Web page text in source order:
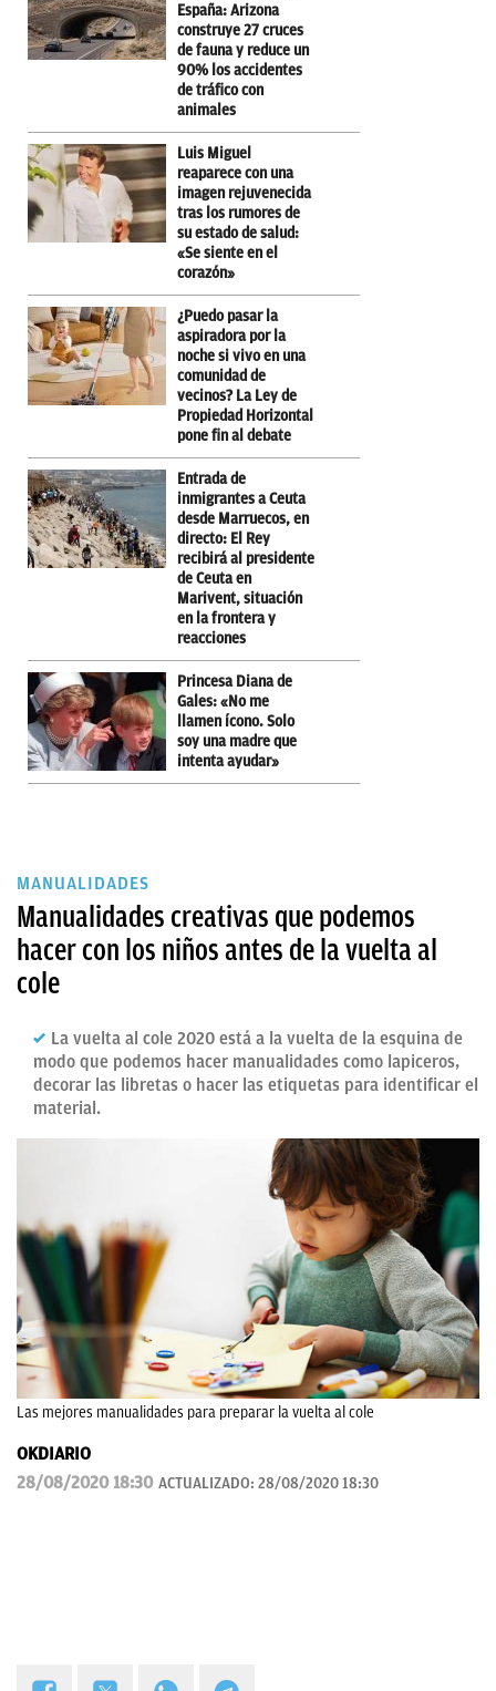
España: Arizona
construye 27 cruces
de fauna y reduce un
90% los accidentes
de tráfico con
animales
Luis Miguel
reaparece con una
imagen rejuvenecida
tras los rumores de
su estado de salud:
«Se siente en el
corazón»
¿Puedo pasar la
aspiradora por la
noche si vivo en una
comunidad de
vecinos? La Ley de
Propiedad Horizontal
pone fin al debate
Entrada de
inmigrantes a Ceuta
desde Marruecos, en
directo: El Rey
recibirá al presidente
de Ceuta en
Marivent, situación
en la frontera y
reacciones
Princesa Diana de
Gales: «No me
llamen ícono. Solo
soy una madre que
intenta ayudar»
MANUALIDADES
Manualidades creativas que podemos
hacer con los niños antes de la vuelta al
cole
La vuelta al cole 2020 está a la vuelta de la esquina de
modo que podemos hacer manualidades como lapiceros,
decorar las libretas o hacer las etiquetas para identificar el
material.
Las mejores manualidades para preparar la vuelta al cole
OKDIARIO
28/08/2020 18:30 ACTUALIZADO: 28/08/2020 18:30